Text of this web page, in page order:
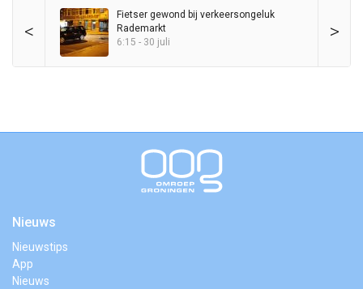
< >
Fietser gewond bij verkeersongeluk
Rademarkt
6:15 - 30 juli
Nieuws
Nieuwstips
App
Nieuws